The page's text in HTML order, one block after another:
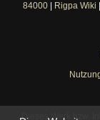
84000| Rigpa Wiki
Dieses Werk bzw.